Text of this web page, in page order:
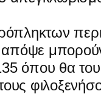
απόψε
όπου θα